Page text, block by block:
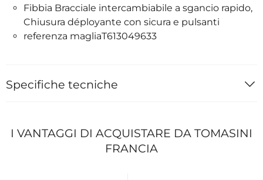
Fibbia Bracciale intercambiabile a sgancio rapido,
Chiusura déployante con sicura e pulsanti
referenza magliaT613049633
Specifiche tecniche
I VANTAGGI DI ACQUISTARE DA TOMASINI
FRANCIA